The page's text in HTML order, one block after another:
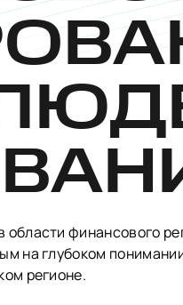
финансового
на глубоком
регионе.